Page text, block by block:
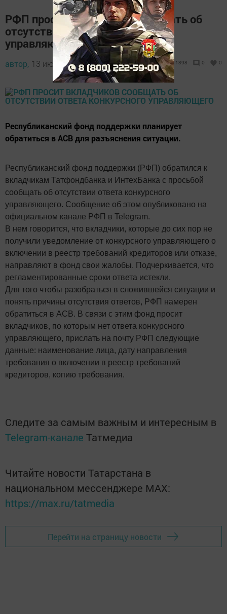
РФП просит вкладчиков сообщать об
отсутствии ответа конкурсного
управляющего
автор, 13 июля 2017 - 10:14 1398 0 0
Республиканский фонд поддержки планирует
обратиться в АСВ для разъяснения ситуации.
Республиканский фонд поддержки (РФП) обратился к
вкладчикам Татфондбанка и ИнтехБанка с просьбой
сообщать об отсутствии ответа конкурсного
управляющего. Сообщение об этом опубликовано на
официальном канале РФП в Telegram.
В нем говорится, что вкладчики, которые до сих пор не
получили уведомление от конкурсного управляющего о
включении в реестр требований кредиторов или отказе,
направляют в фонд свои жалобы. Подчеркивается, что
регламентированные сроки ответа истекли.
Для того чтобы разобраться в сложившейся ситуации и
понять причины отсутствия ответов, РФП намерен
обратиться в АСВ. В связи с этим фонд просит
вкладчиков, по которым нет ответа конкурсного
управляющего, прислать на почту РФП следующие
данные: наименование лица, дату направления
требования о включении в реестр требований
кредиторов, копию требования.
Следите за самым важным и интересным в
Telegram-канале Татмедиа
Читайте новости Татарстана в
национальном мессенджере MАХ:
https://max.ru/tatmedia
Перейти на страницу новости